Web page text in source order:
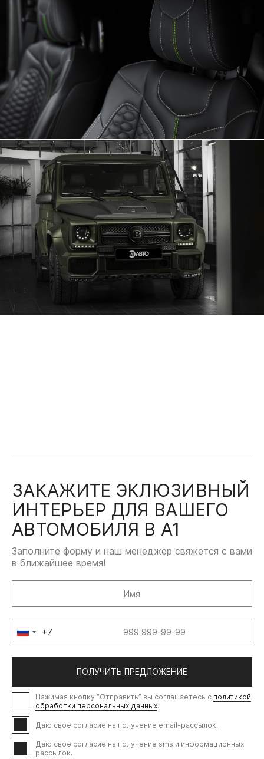
ЗАКАЖИТЕ ЭКЛЮЗИВНЫЙ
ИНТЕРЬЕР ДЛЯ ВАШЕГО
АВТОМОБИЛЯ В А1
Заполните форму и наш менеджер свяжется с вами
в ближайшее время!
Russia
+7
+7
ПОЛУЧИТЬ ПРЕДЛОЖЕНИЕ
Нажимая кнопку ”Отправить” вы соглашаетесь с политикой
обработки персональных данных.
Даю своё согласие на получение email-рассылок.
Даю своё согласие на получение sms и информационных
рассылок.